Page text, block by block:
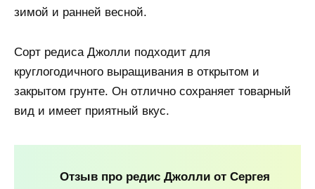
зимой и ранней весной.
Сорт редиса Джолли подходит для
круглогодичного выращивания в открытом и
закрытом грунте. Он отлично сохраняет товарный
вид и имеет приятный вкус.
Отзыв про редис Джолли от Сергея